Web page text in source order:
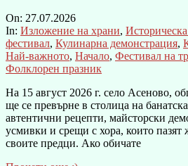
On: 27.07.2026
In: Изложение на храни,
фестивал, Кулинарна демонстрация,
Най-важното, Начало, Фестивал на
Фолклорен празник
На 15 август 2026 г. село Асеново,
ще се превърне в столица на
автентични рецепти, майсторски
усмивки и срещи с хора, които пазят
своите предци. Ако обичате